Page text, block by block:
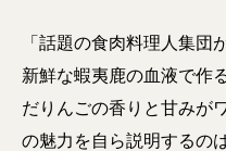
「話題の食肉料理人集団
新鮮な蝦夷鹿の血液で作
だりんごの香りと甘みが
の魅力を自ら説明するの